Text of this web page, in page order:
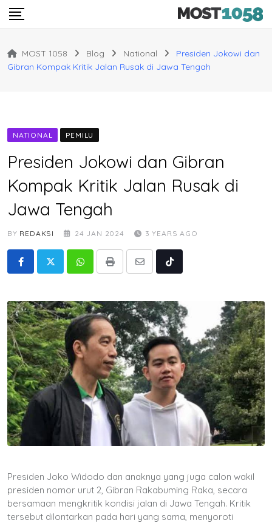
Skip
MOST 1058 Blog National
Presiden Jokowi dan
Gibran Kompak Kritik Jalan Rusak di Jawa Tengah
NATIONAL PEMILU
Presiden Jokowi dan Gibran
Kompak Kritik Jalan Rusak di
Jawa Tengah
BY REDAKSI 24 JAN 2024 3 YEARS AGO
WhatsappPrint
Share
Tiktok
Presiden Joko Widodo dan anaknya yang juga calon wakil
presiden nomor urut 2, Gibran Rakabuming Raka, secara
bersamaan mengkritik kondisi jalan di Jawa Tengah. Kritik
tersebut dilontarkan pada hari yang sama, menyoroti